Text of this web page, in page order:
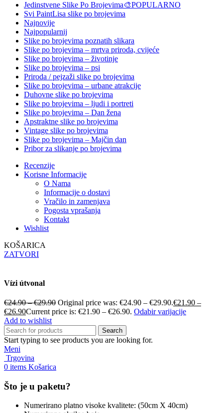
Jedinstvene Slike Po Brojevima🎨POPULARNO
Svi PaintLisa slike po brojevima
Najnovije
Najpopularnij
Slike po brojevima poznatih slikara
Slike po brojevima – mrtva priroda, cvijeće
Slike po brojevima – životinje
Slike po brojevima – psi
Priroda / pejzaži slike po brojevima
Slike po brojevima – urbane atrakcije
Duhovne slike po brojevima
Slike po brojevima – ljudi i portreti
Slike po brojevima – Dan žena
Apstraktne slike po brojevima
Vintage slike po brojevima
Slike po brojevima – Majčin dan
Pribor za slikanje po brojevima
Recenzije
Korisne Informacije
O Nama
Informacije o dostavi
Vračilo in zamenjava
Pogosta vprašanja
Kontakt
Wishlist
KOŠARICA
ZATVORI
Vízi útvonal
€24.90–€29.90 Original price was: €24.90 – €29.90.€21.90 –
€26.90Current price is: €21.90 – €26.90. Odabir varijacije
Add to wishlist
Search
Start typing to see products you are looking for.
Meni
Trgovina
0 items Košarica
Što je u paketu?
Numerirano platno visoke kvalitete: (50cm X 40cm)